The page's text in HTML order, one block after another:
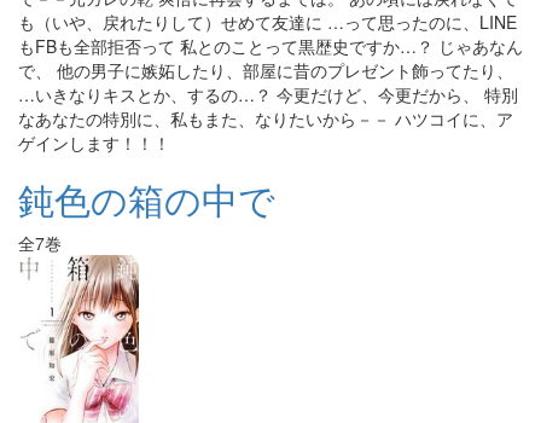
も（いや、戻れたりして）せめて友達に …って思ったのに、LINE
もFBも全部拒否って 私とのことって黒歴史ですか…？ じゃあなん
で、 他の男子に嫉妬したり、部屋に昔のプレゼント飾ってたり、
…いきなりキスとか、するの…？ 今更だけど、今更だから、 特別
なあなたの特別に、私もまた、なりたいから－－ ハツコイに、ア
ゲインします！！！
鈍色の箱の中で
全7巻